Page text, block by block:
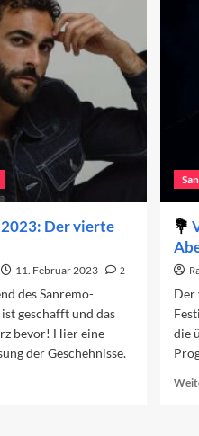
Der vierte
11. Februar 2023
2
des Sanremo-
geschafft und das
bevor! Hier eine
der Geschehnisse.
Der
die